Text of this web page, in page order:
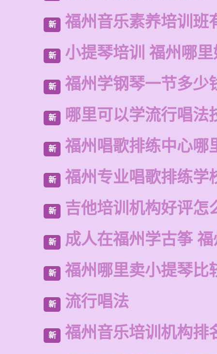
新 福州音乐素养培训班
新 小提琴培训 福州哪
新 福州学钢琴一节多少
新 哪里可以学流行唱法
新 福州唱歌排练中心哪
新 福州专业唱歌排练学
新 吉他培训机构好评怎
新 成人在福州学古筝
新 福州哪里卖小提琴比
新 流行唱法
新 福州音乐培训机构排